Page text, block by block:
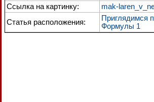
Ссылка на картинку:
mak-
Статья расположения:
Приглядимся
Формулы 1